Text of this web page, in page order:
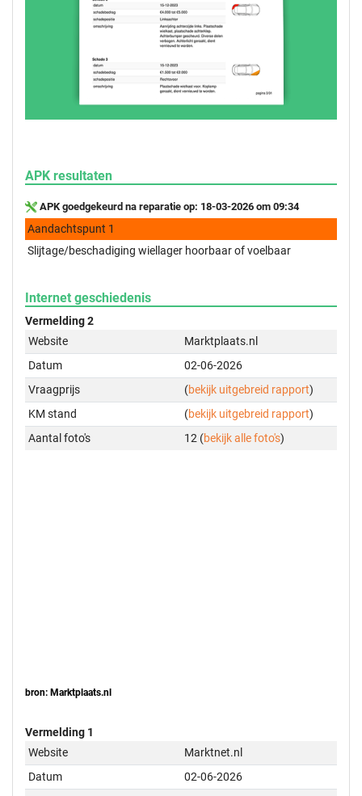
APK resultaten
APK goedgekeurd na reparatie op: 18-03-2026 om 09:34
Aandachtspunt 1
Slijtage/beschadiging wiellager hoorbaar of voelbaar
Internet geschiedenis
Vermelding 2
Website
Marktplaats.nl
Datum
02-06-2026
Vraagprijs
(bekijk uitgebreid rapport)
KM stand
(bekijk uitgebreid rapport)
Aantal foto's
12 (bekijk alle foto's)
bron: Marktplaats.nl
Vermelding 1
Website
Marktnet.nl
Datum
02-06-2026